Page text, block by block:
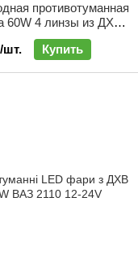
противотуманная
60W 4 линзы из ДХО |
шт.
Купить